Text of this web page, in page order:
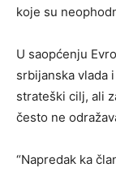
koje su
U saopćenju
srbijanska vlada
strateški cilj, ali
često ne
“Napredak ka